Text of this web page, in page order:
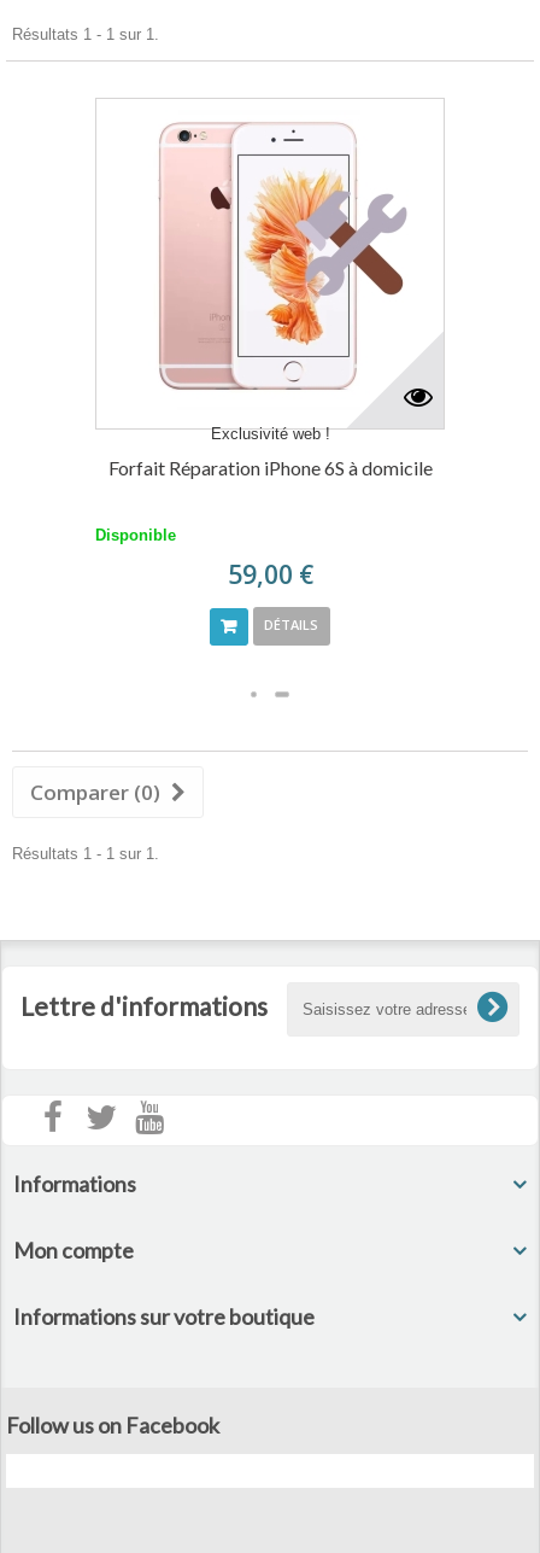
Résultats 1 - 1 sur 1.
Exclusivité web !
Forfait Réparation iPhone 6S à domicile
Disponible
59,00 €
DÉTAILS
Comparer (0)
Résultats 1 - 1 sur 1.
Lettre d'informations
Informations
Mon compte
Informations sur votre boutique
Follow us on Facebook